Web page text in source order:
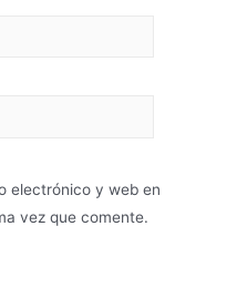
electrónico y web en
vez que comente.